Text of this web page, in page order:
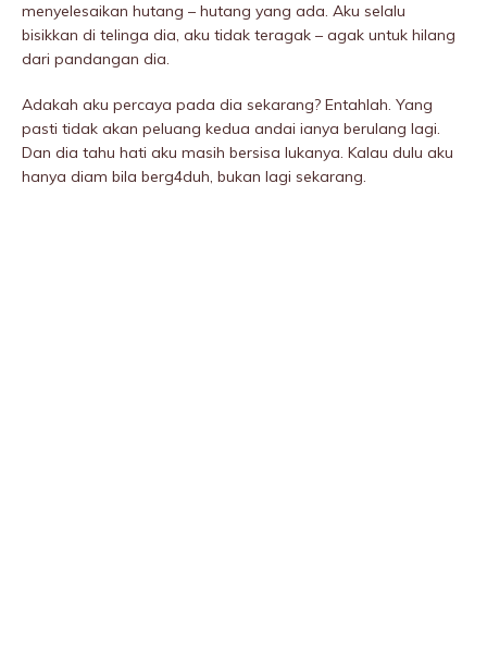
menyelesaikan hutang – hutang yang ada. Aku selalu
bisikkan di telinga dia, aku tidak teragak – agak untuk hilang
dari pandangan dia.
Adakah aku percaya pada dia sekarang? Entahlah. Yang
pasti tidak akan peluang kedua andai ianya berulang lagi.
Dan dia tahu hati aku masih bersisa Iukanya. Kalau dulu aku
hanya diam bila berg4duh, bukan lagi sekarang.